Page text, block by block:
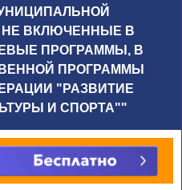
ВКЛЮЧЕННЫЕ В
ПРОГРАММЫ, В
ПРОГРАММЫ
"РАЗВИТИЕ
И СПОРТА""